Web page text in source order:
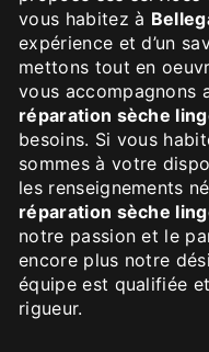
vous habitez à
expérience et d’un
mettons tout en
vous accompagnons
réparation sèche
besoins. Si vous
sommes à votre
les renseignements
réparation sèche
notre passion et le
encore plus notre
équipe est qualifiée
rigueur.